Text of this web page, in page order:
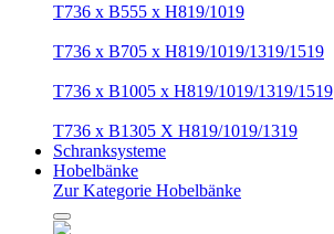
T736 x B555 x H819/1019
T736 x B705 x H819/1019/1319/1519
T736 x B1005 x H819/1019/1319/1519
T736 x B1305 X H819/1019/1319
Schranksysteme
Hobelbänke
Zur Kategorie Hobelbänke